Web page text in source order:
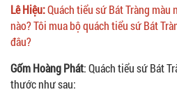
Lê Hiệu:Quách tiểu sứ Bát Tràng
nào? Tôi mua bộ quách tiểu sứ Bát
đâu?
Gốm Hoàng Phát: Quách tiểu sứ Bát
thước như sau: